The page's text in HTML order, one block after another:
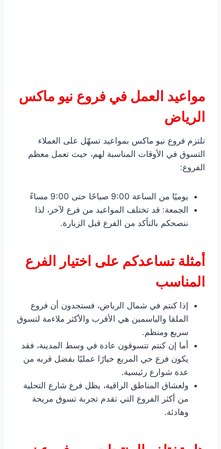
مواعيد العمل في فروع نيو ماكس
الرياض
تلتزم فروع نيو ماكس بمواعيد تسهّل على العملاء
التسوق في الأوقات المناسبة لهم، حيث تعمل معظم
الفروع:
يوميًا من الساعة 9:00 صباحًا حتى 9:00 مساءً
الجمعة: قد تختلف المواعيد من فرع لآخر، لذا
ننصحكم بالتأكد من الفرع قبل الزيارة.
أمثلة تساعدكم على اختيار الفرع
المناسب
إذا كنتم في شمال الرياض، فستجدون أن فروع
الملقا والياسمين هي الأقرب والأكثر ملاءمة لتسوق
سريع ومنظم.
أما إن كنتم تتسوقون عادة في وسط المدينة، فقد
يكون فرع حي المربع خيارًا عمليًا بفضل قربه من
عدة شوارع رئيسية.
ولعشاق المناطق الراقية، يظل فرع شارع التحلية
من أكثر الفروع التي تقدم تجربة تسوق مريحة
وهادئة.